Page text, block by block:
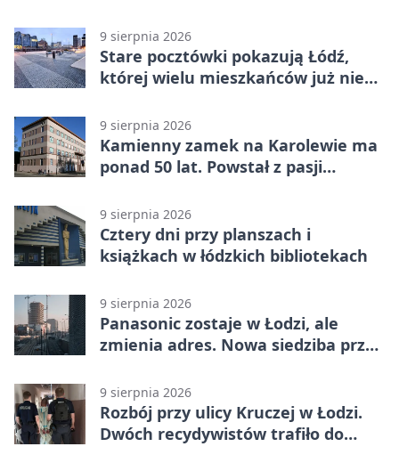
9 sierpnia 2026
Stare pocztówki pokazują Łódź,
której wielu mieszkańców już nie
9 sierpnia 2026
Kamienny zamek na Karolewie ma
ponad 50 lat. Powstał z pasji
9 sierpnia 2026
Cztery dni przy planszach i
książkach w łódzkich bibliotekach
9 sierpnia 2026
Panasonic zostaje w Łodzi, ale
zmienia adres. Nowa siedziba przy
9 sierpnia 2026
Rozbój przy ulicy Kruczej w Łodzi.
Dwóch recydywistów trafiło do